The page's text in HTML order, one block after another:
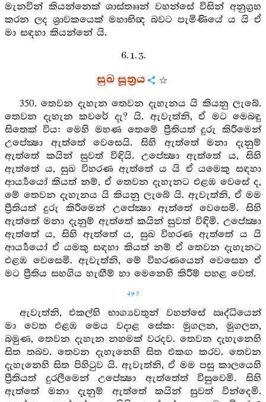
මැනවින් කියන්නෙක් ශාස්තෲන් වහන්සේ විසින් අනුග්‍රහ
කරන ලද ශ්‍රාවකයෙක් මහාභිඥ බවට පැමිණියේ ය යි ඒ
මා සඳහා කියන්නේ යි.
6. 1. 3.
සුඛ සූත්‍රය
350. තෙවන දැහැන තෙවන දැහැනය යි කියනු ලැබේ.
තෙවන දැහැන කවරේ දැ? යි. ඇවැත්නි, ඒ මට මෙබඳු
සිතෙක් විය: මෙහි මහණ තෙමේ ප්‍රීතියත් දුරු කිරීමෙන්
උපේක්‍ෂා ඇත්තේ වෙසෙයි. සිහි ඇත්තේ මනා දැනුම්
ඇත්තේ කයින් සුවත් විඳියි. උපේක්‍ෂා ඇත්තේ ය, සිහි
ඇත්තේ ය, සුඛ විහරණ ඇත්තේ ය යි ඒ යමෙකු සඳහා
ආර්‍ය්‍යයෝ කියත් නම්, ඒ තෙවන දැහැනට එළඹ වෙසේ ද,
මේ තෙවන දැහැනය යි කියනු ලැබේ යි. ඇවැත්නි, ඒ මම
ප්‍රීතියත් දුරු කිරීමෙන් උපේක්‍ෂා ඇත්තේ වෙසෙමි. සිහි
ඇත්තේ මනා දැනුම් ඇත්තේ කයින් සුවත් විඳිමි. උපේක්‍ෂා
ඇත්තේ ය, සිහි ඇත්තේ ය, සුඛ විහරණ ඇත්තේ ය යි
ආර්‍ය්‍යයෝ ඒ යමකු සඳහා කියත් නම් ඒ තෙවන දැහැනට
එළඹ වෙසෙමි. ඇවැත්නි, මේ විහරණයෙන් වෙසෙන ඒ
මට ප්‍රීතිය සහගිය හැඟීම් හා මෙනෙහි කිරීම් පහළ වෙත්.
495
ඇවැත්නි, එකල්හි භාග්‍යවතුන් වහන්සේ ඍද්ධියෙන්
මා වෙත එළඹ මෙය වදාළ සේක: මුගලන, මුගලන,
බමුණ, තෙවන දැහැන නහමක් වරදව. තෙවන දැහැනෙහි
සිත තබව. තෙවන දැහැනෙහි සිත එකඟ කරව. තෙවන
දැහැනෙහි සිත පිහිටුව යි. ඇවැත්නි, ඒ මම පසු කාලයෙහි
ප්‍රීතියත් දුරලීමෙන් උපේක්‍ෂා ඇත්තේත් විසුවෙමි. සිහි
ඇත්තේ මනා දැනුම් ඇත්තේ කයින් සුවත් වින්දෙමි.